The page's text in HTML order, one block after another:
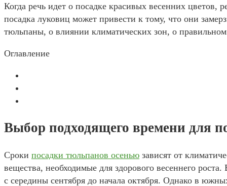
записи:
Когда речь идет о посадке красивых весенних
посадка луковиц может привести к тому, что они
тюльпаны, о влиянии климатических зон, о
Оглавление
Выбор подходящего времени для
Сроки посадки тюльпанов осенью зависят от
вещества, необходимые для здорового весеннего
с середины сентября до начала октября. Однако в